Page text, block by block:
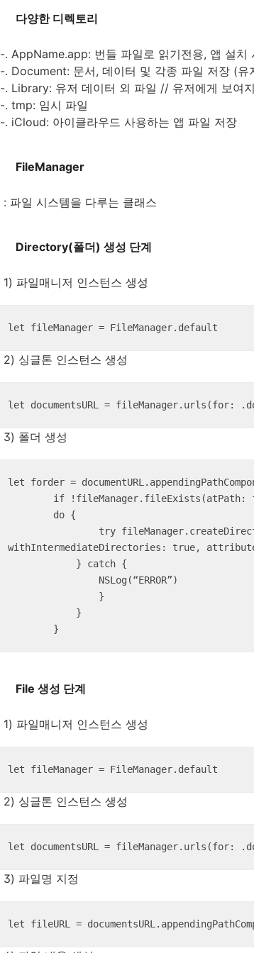
다양한 디렉토리
-. AppName.app: 번들 파일로 읽기전용, 앱 설
-. Document: 문서, 데이터 및 각종 파일 저장 (
-. Library: 유저 데이터 외 파일 // 유저에게 보여
-. tmp: 임시 파일
-. iCloud: 아이클라우드 사용하는 앱 파일 저장
FileManager
: 파일 시스템을 다루는 클래스
Directory(폴더) 생성 단계
1) 파일매니저 인스턴스 생성
let fileManager = FileManager.default
2) 싱글톤 인스턴스 생성
let documentsURL = fileManager.urls(for:
3) 폴더 생성
let forder =
withIntermediateDirectories: true,
        }
File 생성 단계
1) 파일매니저 인스턴스 생성
let fileManager = FileManager.default
2) 싱글톤 인스턴스 생성
let documentsURL = fileManager.urls(for:
3) 파일명 지정
let fileURL =